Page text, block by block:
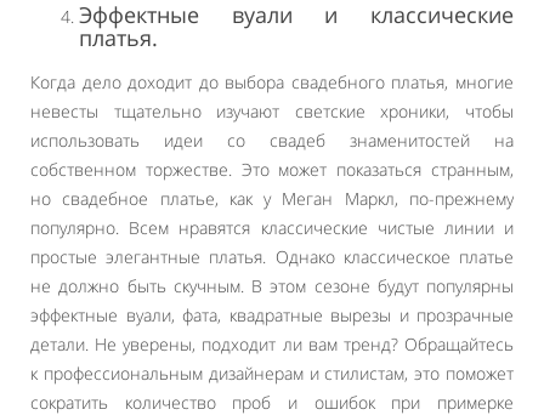
Эффектные вуали и классические
платья.
Когда дело доходит до выбора свадебного платья, многие
невесты тщательно изучают светские хроники, чтобы
использовать идеи со свадеб знаменитостей на
собственном торжестве. Это может показаться странным,
но свадебное платье, как у Меган Маркл, по-прежнему
популярно. Всем нравятся классические чистые линии и
простые элегантные платья. Однако классическое платье
не должно быть скучным. В этом сезоне будут популярны
эффектные вуали, фата, квадратные вырезы и прозрачные
детали. Не уверены, подходит ли вам тренд? Обращайтесь
к профессиональным дизайнерам и стилистам, это поможет
сократить количество проб и ошибок при примерке